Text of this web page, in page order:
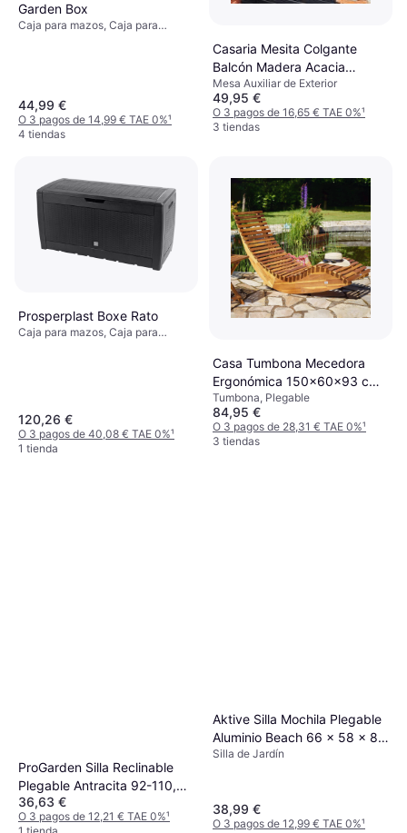
Garden Box
Caja para mazos, Caja para
44,99 €
O 3 pagos de 14,99 € TAE 0%¹
4 tiendas
Casaria Mesita Colgante
Balcón Madera Acacia
65x45x87 cm Mesa Auxiliar
de Exterior
Mesa Auxiliar de Exterior
49,95 €
O 3 pagos de 16,65 € TAE 0%¹
3 tiendas
Prosperplast Boxe Rato
Caja para mazos, Caja para
120,26 €
O 3 pagos de 40,08 € TAE 0%¹
1 tienda
Casa Tumbona Mecedora
Ergonómica 150x60x93 cm
Plegable
Tumbona, Plegable
84,95 €
O 3 pagos de 28,31 € TAE 0%¹
3 tiendas
ProGarden Silla Reclinable
Plegable Antracita 92-110,5
x 58,5 x 95 cm
36,63 €
O 3 pagos de 12,21 € TAE 0%¹
Aktive Silla Mochila Plegable
Aluminio Beach 66 x 58 x 80
cm Máx. 100 kg Azul
Silla de Jardín
38,99 €
O 3 pagos de 12,99 € TAE 0%¹